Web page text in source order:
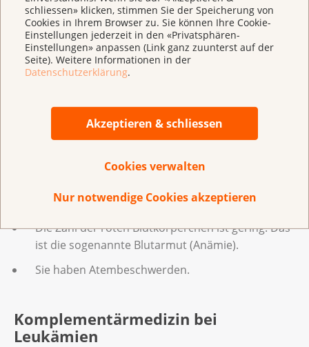
schliessen» klicken, stimmen Sie der Speicherung von
Cookies in Ihrem Browser zu. Sie können Ihre Cookie-
Einstellungen jederzeit in den «Privatsphären-
Einstellungen» anpassen (Link ganz zuunterst auf der
Seite). Weitere Informationen in der
Datenschutzerklärung.
Akzeptieren & schliessen
Cookies verwalten
Nur notwendige Cookies akzeptieren
Sie haben Flüssigkeitseinlagerungen.
Sie nehmen an Gewicht zu.
Sie bemerken psychische Veränderungen:
oder schlafen schlecht.
Bei einer aktiven Überwachung müssen Sie zu
regelmässigen Kontrolluntersuchungen gehen. Sie
beginnen die Behandlung erst , wenn sich Ihre
Blutwerte verschlechtern oder wenn folgende
Symptome und Beschwerden auftreten:
Die Lymphknoten sind stark geschwollen.
Sie verlieren ungewollt Gewicht.
Die Zahl der roten Blutkörperchen ist gering. Das
ist die sogenannte Blutarmut (Anämie).
Sie haben Atembeschwerden.
Komplementärmedizin bei
Leukämien